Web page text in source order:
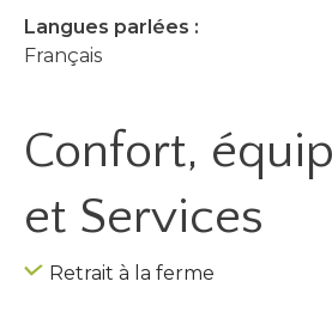
Langues parlées :
Français
Confort,
et Services
Retrait à la ferme